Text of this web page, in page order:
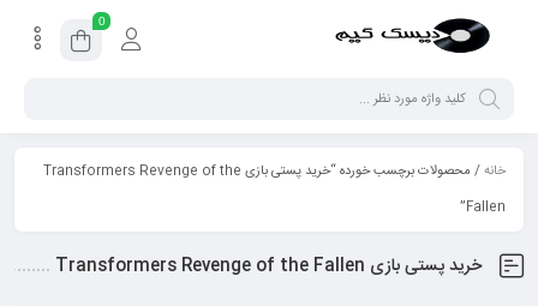
0
خانه
/ محصولات برچسب خورده “خرید پستی بازی Transformers Revenge of the
Fallen”
خرید پستی بازی Transformers Revenge of the Fallen